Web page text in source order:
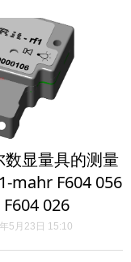
显量具的测量
mahr F604 056
026
5月23日 15:10